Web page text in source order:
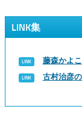
LINK集
藤森かよ
古村治彦